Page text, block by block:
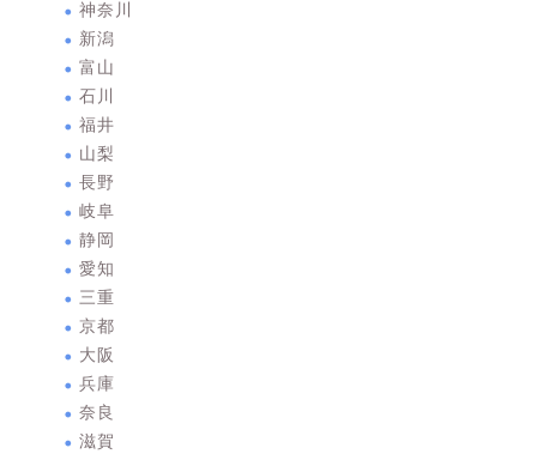
神奈川
新潟
富山
石川
福井
山梨
長野
岐阜
静岡
愛知
三重
京都
大阪
兵庫
奈良
滋賀